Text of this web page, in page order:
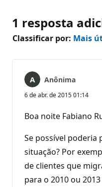
1 resposta
Classificar por: Mais
Anônima
6 de abr. de 2015 01:14
Boa noite Fabiano
Se possível poderia
situação? Por
de clientes que
para o 2010 ou